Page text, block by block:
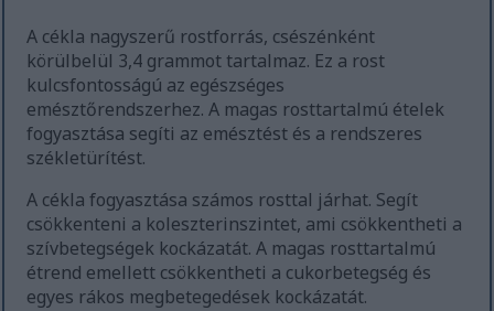
A cékla nagyszerű rostforrás, csészénként
körülbelül 3,4 grammot tartalmaz. Ez a rost
kulcsfontosságú az egészséges
emésztőrendszerhez. A magas rosttartalmú ételek
fogyasztása segíti az emésztést és a rendszeres
székletürítést.
A cékla fogyasztása számos rosttal járhat. Segít
csökkenteni a koleszterinszintet, ami csökkentheti a
szívbetegségek kockázatát. A magas rosttartalmú
étrend emellett csökkentheti a cukorbetegség és
egyes rákos megbetegedések kockázatát.